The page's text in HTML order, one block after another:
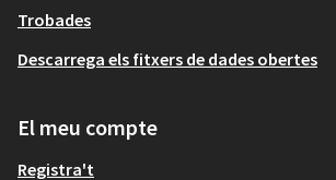
Trobades
Descarrega els fitxers de dades obertes
El meu compte
Registra't